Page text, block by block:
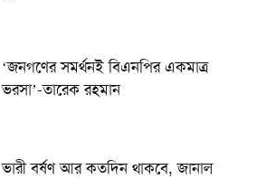
‘জনগণের সমর্থনই বিএনপির একমাত্র
ভরসা’-তারেক রহমান
ভারী বর্ষণ আর কতদিন থাকবে, জানাল